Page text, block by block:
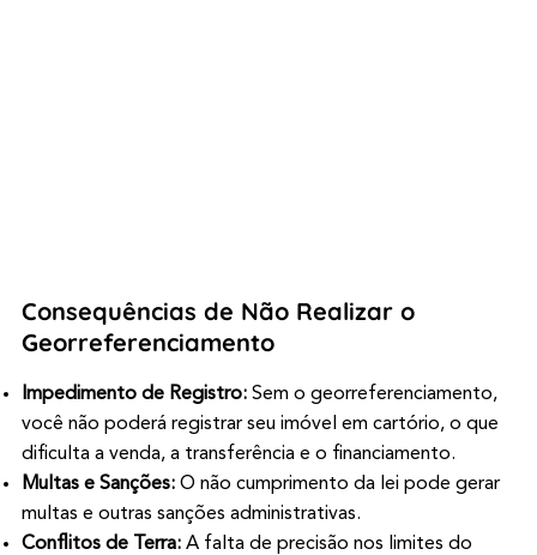
Consequências de Não Realizar o
Georreferenciamento
Impedimento de Registro:Sem o georreferenciamento,
você não poderá registrar seu imóvel em cartório, o que
dificulta a venda, a transferência e o financiamento.
Multas e Sanções:O não cumprimento da lei pode gerar
multas e outras sanções administrativas.
Conflitos de Terra:A falta de precisão nos limites do